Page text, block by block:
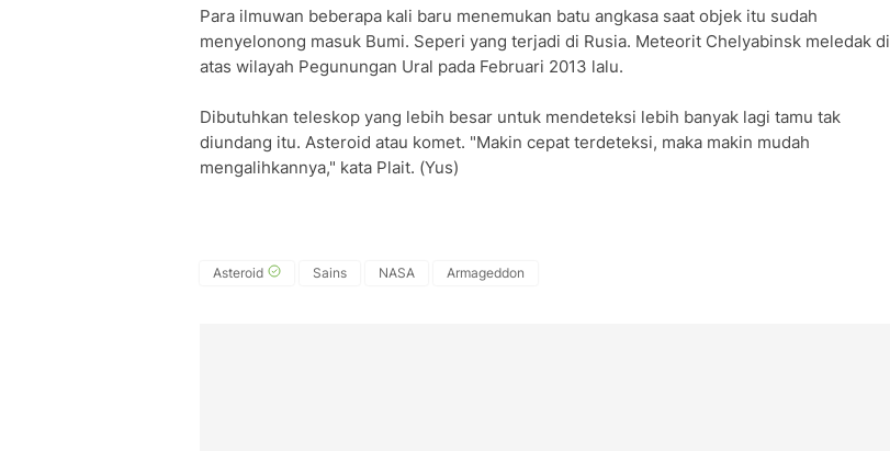
Para ilmuwan beberapa kali baru menemukan batu angkasa saat objek itu sudah
menyelonong masuk Bumi. Seperi yang terjadi di Rusia. Meteorit Chelyabinsk meledak di
atas wilayah Pegunungan Ural pada Februari 2013 lalu.
Dibutuhkan teleskop yang lebih besar untuk mendeteksi lebih banyak lagi tamu tak
diundang itu. Asteroid atau komet. "Makin cepat terdeteksi, maka makin mudah
mengalihkannya," kata Plait. (Yus)
Asteroid Sains NASA Armageddon